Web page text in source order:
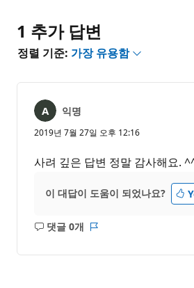
1 추가 답변
정렬 기준: 가장 유용함
익명
2019년 7월 27일 오후 12:16
사려 깊은 답변 정말 감사해요.
이 대답이 도움이 되었나요?
댓글 0개
설